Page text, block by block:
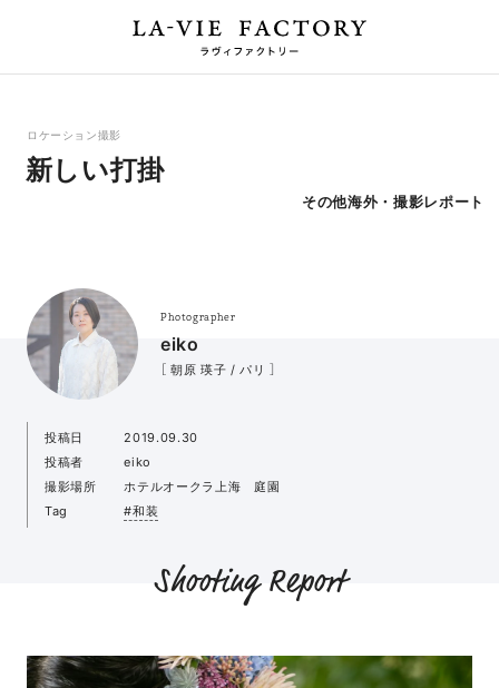
ロケーション撮影
新しい打掛
その他海外・撮影レポート
Photographer
eiko
［ 朝原 瑛子 / パリ ］
投稿日
2019.09.30
投稿者
eiko
撮影場所
ホテルオークラ上海 庭園
Tag
#和装
Shooting Report